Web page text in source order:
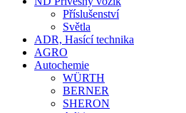
Příslušenství
Světla
ADR, Hasící technika
AGRO
Autochemie
WÜRTH
BERNER
SHERON